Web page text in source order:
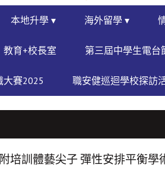
本地升學 ▾ 海外留學 ▾
教育+校長室 第三屆中學生電台
大賽2025 職安健巡迴學校探訪
培訓體藝尖子 彈性安排平衡學